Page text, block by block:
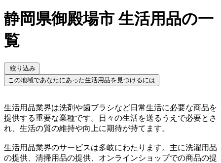
静岡県御殿場市 生活用品の一
覧
絞り込み
この地域であなたにあった生活用品を見つけるには
生活用品業界は洗剤や歯ブラシなど日常生活に必要な商品を
提供する重要な業種です。日々の生活を送るうえで必要とさ
れ、生活の質の維持や向上に期待が持てます。
生活用品業界のサービスは多岐にわたります。主に洗濯用品
の提供、清掃用品の提供、オンラインショップでの商品の提